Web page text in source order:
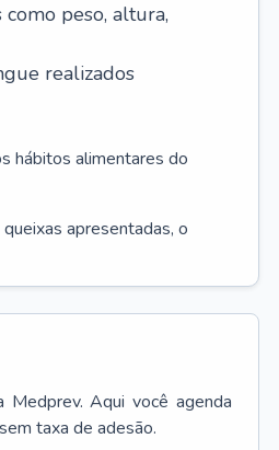
peso, altura,
realizados
hábitos alimentares do
apresentadas, o
Medprev. Aqui você agenda
taxa de adesão.